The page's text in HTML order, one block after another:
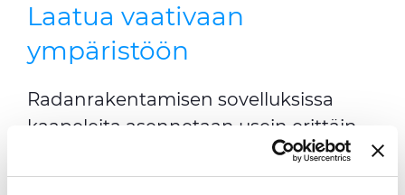
Laatua vaativaan
ympäristöön
Radanrakentamisen sovelluksissa
kaapeleita asennetaan usein erittäin
haastaviin olosuhteisiin, kuten
tunneleihintaisyvälle maan alle.